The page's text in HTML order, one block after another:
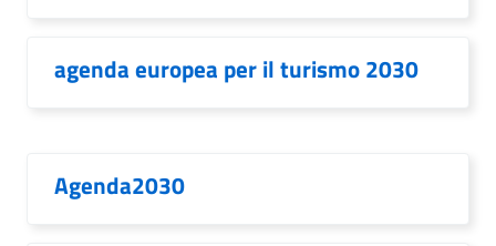
agenda europea per il turismo 2030
Agenda2030